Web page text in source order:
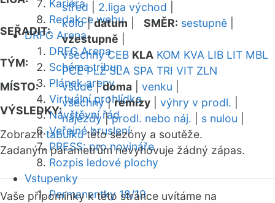
Kariéra
Redakce webu
DRFG Arena
DRFG Arena
Schéma tribun
Plánek areny
Virtuální prohlídka
Návštěvní řád
Veřejné bruslení
PRESS: pro novináře
Rozpis ledové plochy
Vstupenky
Permanentky 18/19
střed
2.liga východ
SEŘADIT:
kolo|datum SMĚR: sestupně
vzestupně
TÝM:
všechny CEB KLA KOM KVA LIB LIT MBL
PCE PLZ SLA SPA TRI VIT ZLN
MÍSTO:
všude|doma venku
VÝSLEDKY:
všechny|remízy výhry v prodl.
nájezdy|prodl. nebo náj. s nulou
Zobrazittabulkutéto sezóny a soutěže.
Zadaným parametrům nevyhovuje žádný zápas.
Vaše připomínky k této stránce uvítáme na